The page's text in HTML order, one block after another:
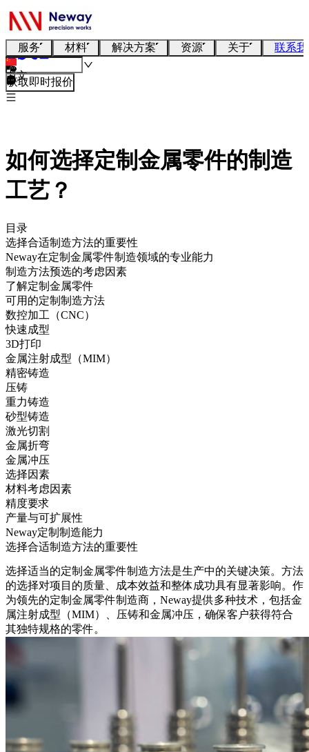
服务 材料 解决方案 资源 关于 联系
中文
获取即时报价
如何选择定制金属零件的制造
工艺？
目录
选择合适制造方法的重要性
Neway在定制金属零件制造领域的专业能力
制造方法预选的考虑因素
了解定制金属零件
可用的定制制造方法
数控加工（CNC）
快速成型
3D打印
金属注射成型（MIM）
精密铸造
压铸
重力铸造
砂型铸造
激光切割
金属折弯
金属冲压
选择因素
材料考虑因素
精度要求
产量与可扩展性
Neway定制制造能力
选择合适制造方法的重要性
选择适当的定制金属零件制造方法是生产中的关键决策。方法
的选择对项目的质量、成本效益和整体成功具有显著影响。作
为领先的定制金属零件制造商 ，Neway提供多种技术，包括金
属注射成型（MIM）、压铸和金属冲压，确保客户获得符合
其独特规格的零件。